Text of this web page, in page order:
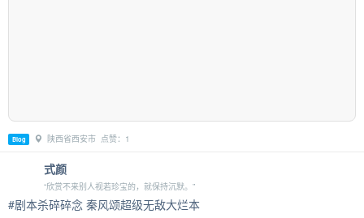
Blog 陕西省西安市 点赞：1
式颜
“欣赏不来别人视若珍宝的，就保持沉默。”
#剧本杀碎碎念 秦风颂超级无敌大烂本